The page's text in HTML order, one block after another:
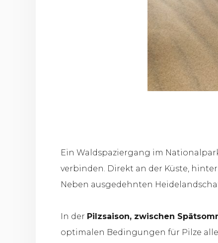
Ein Waldspaziergang im
verbinden. Direkt an der Küste,
Neben ausgedehnten
In der Pilzsaison, zwischen
optimalen Bedingungen für Pilze